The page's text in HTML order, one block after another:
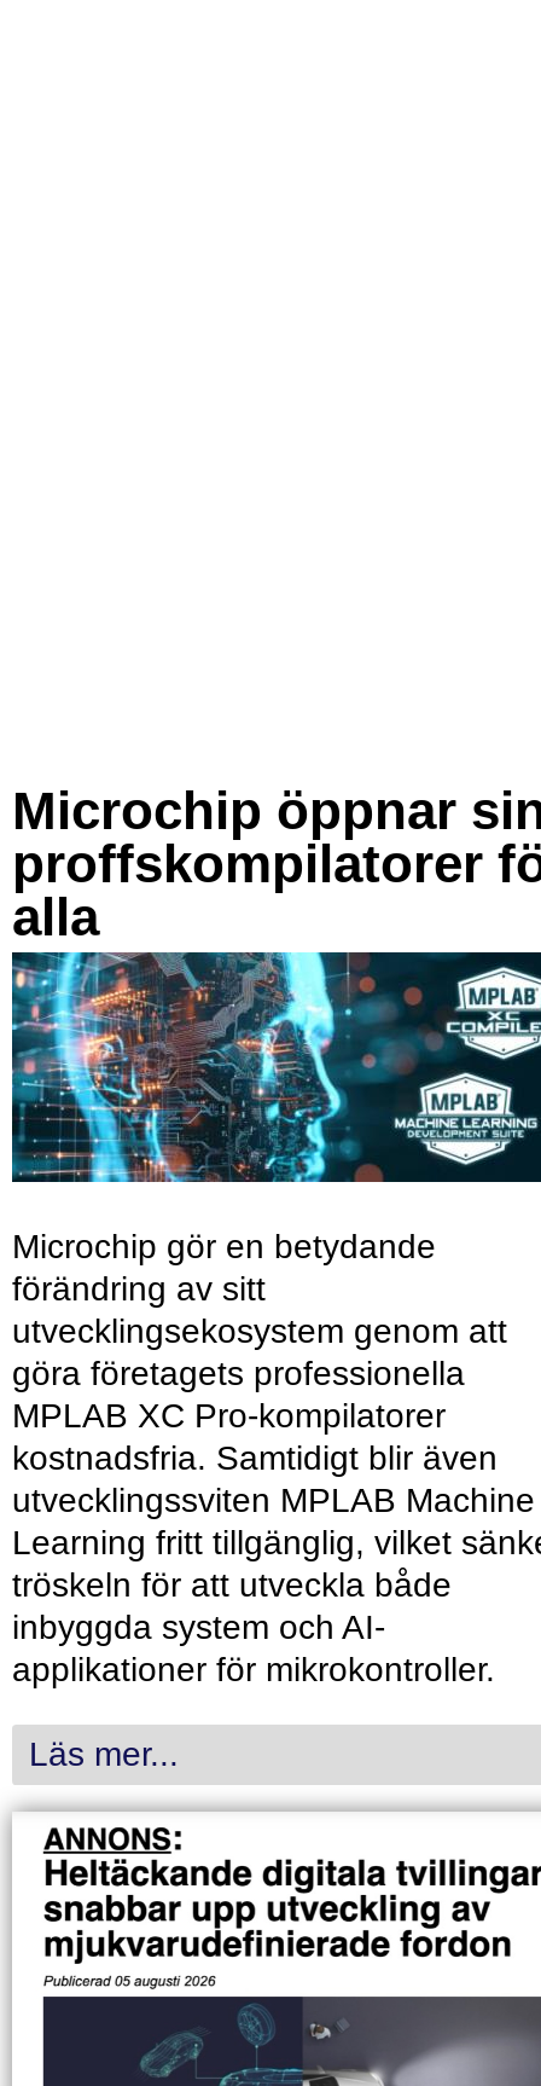
Microchip öppnar
proffskompilatorer
alla
Microchip gör en betydande
förändring av sitt
utvecklingsekosystem genom att
göra företagets professionella
MPLAB XC Pro-kompilatorer
kostnadsfria. Samtidigt blir även
utvecklingssviten MPLAB Machine
Learning fritt tillgänglig, vilket
tröskeln för att utveckla både
inbyggda system och AI-
applikationer för mikrokontroller.
Läs mer...